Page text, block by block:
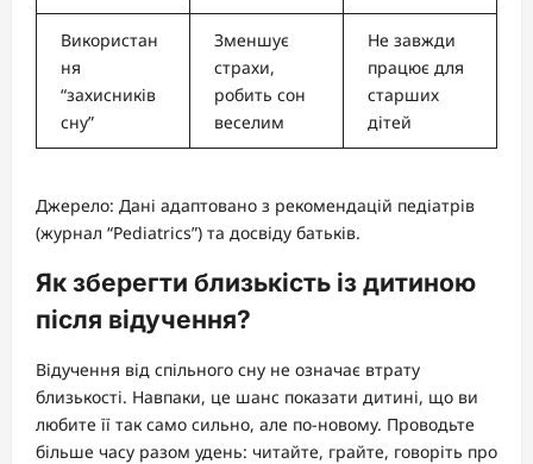
Використан
ня
“захисників
сну”
Зменшує
страхи,
робить сон
веселим
Не завжди
працює для
старших
дітей
Джерело: Дані адаптовано з рекомендацій педіатрів
(журнал “Pediatrics”) та досвіду батьків.
Як зберегти близькість із дитиною
після відучення?
Відучення від спільного сну не означає втрату
близькості. Навпаки, це шанс показати дитині, що ви
любите її так само сильно, але по-новому. Проводьте
більше часу разом удень: читайте, грайте, говоріть про